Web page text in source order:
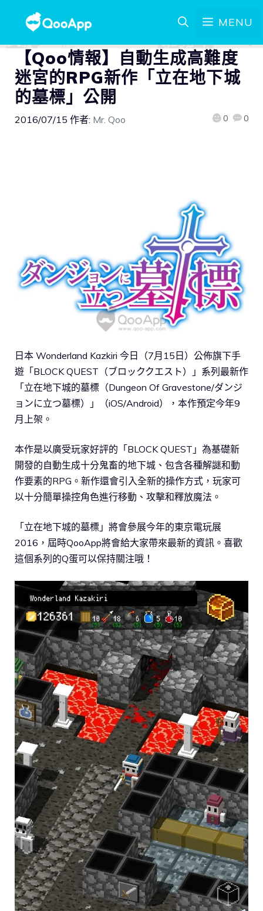
MENU
【Qoo情報】自動生成高難度
迷宮的RPG新作「立在地下城
的墓標」公開
2016/07/15 作者: Mr. Qoo 0 0
日本 Wonderland Kazkiri 今日（7月15日）公佈旗下手
遊「BLOCK QUEST（ブロッククエスト）」系列最新作
「立在地下城的墓標（Dungeon Of Gravestone/ダンジ
ョンに立つ墓標）」（iOS/Android），本作預定今年9
月上架。
本作是以廣受玩家好評的「BLOCK QUEST」為基礎新
開發的自動生成十分鬼畜的地下城、包含各種解謎和動
作要素的RPG。新作還會引入全新的操作方式，玩家可
以十分簡單操控角色進行移動、攻擊和釋放魔法。
「立在地下城的墓標」將會參展今年的東京電玩展
2016，屆時QooApp將會給大家帶來最新的資訊。喜歡
這個系列的Q蛋可以保持關注哦！